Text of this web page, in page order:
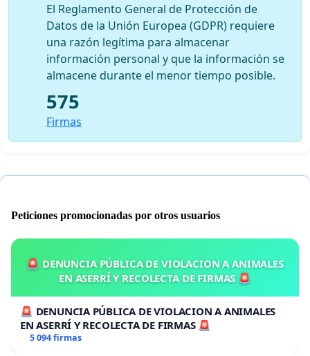
El Reglamento General de Protección de
Datos de la Unión Europea (GDPR) requiere
una razón legítima para almacenar
información personal y que la información se
almacene durante el menor tiempo posible.
575
Firmas
Peticiones promocionadas por otros usuarios
🚨 DENUNCIA PÚBLICA DE VIOLACION A ANIMALES
EN ASERRÍ Y RECOLECTA DE FIRMAS 🚨
🚨 DENUNCIA PÚBLICA DE VIOLACION A ANIMALES
EN ASERRÍ Y RECOLECTA DE FIRMAS 🚨
5 094 firmas